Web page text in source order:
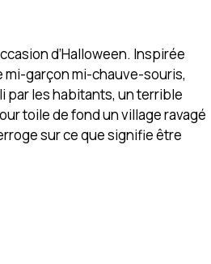
d’Halloween. Inspirée
mi-garçon mi-chauve-souris,
par les habitants, un terrible
toile de fond un village ravagé
sur ce que signifie être